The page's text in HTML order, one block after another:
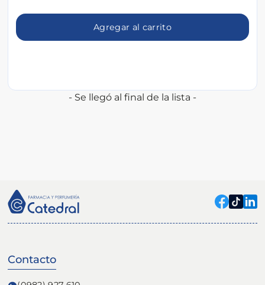
Agregar al carrito
- Se llegó al final de la lista -
Contacto